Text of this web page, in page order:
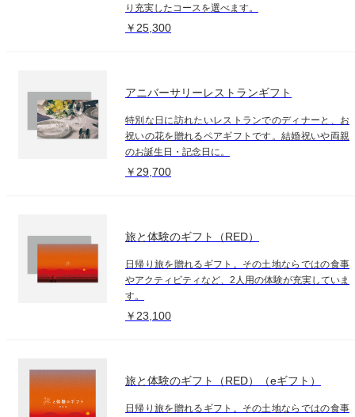
り充実したコースを選べます。
￥25,300
アニバーサリーレストランギフト
特別な日に訪れたいレストランでのディナーと、お
祝いの花を贈れるペアギフトです。結婚祝いや両親
のお誕生日・記念日に。
￥29,700
旅と体験のギフト（RED）
日帰り旅を贈れるギフト。その土地ならではの食事
やアクティビティなど、2人用の体験が充実していま
す。
￥23,100
旅と体験のギフト（RED）（eギフト）
日帰り旅を贈れるギフト。その土地ならではの食事